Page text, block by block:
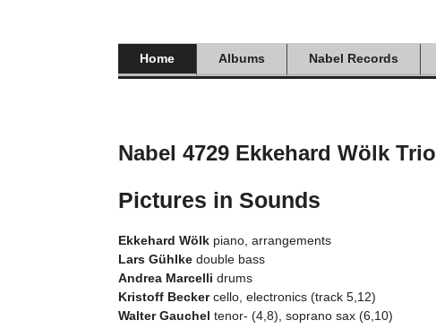
springen
Home
Albums Nabel Records
Nabel 4729 Ekkehard Wölk Trio
Pictures in Sounds
Ekkehard Wölk piano, arrangements
Lars Gühlke double bass
Andrea Marcelli drums
Kristoff Beckercello, electronics (track 5,12)
Walter Gauchel tenor- (4,8), soprano sax (6,10)